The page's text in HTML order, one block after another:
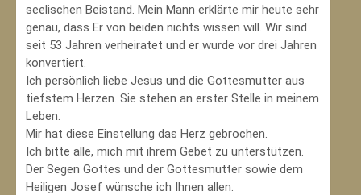
seelischen Beistand. Mein Mann erklärte mir heute sehr
genau, dass Er von beiden nichts wissen will. Wir sind
seit 53 Jahren verheiratet und er wurde vor drei Jahren
konvertiert.
Ich persönlich liebe Jesus und die Gottesmutter aus
tiefstem Herzen. Sie stehen an erster Stelle in meinem
Leben.
Mir hat diese Einstellung das Herz gebrochen.
Ich bitte alle, mich mit ihrem Gebet zu unterstützen.
Der Segen Gottes und der Gottesmutter sowie dem
Heiligen Josef wünsche ich Ihnen allen.